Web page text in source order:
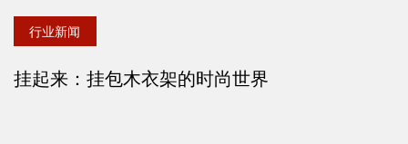
行业新闻
挂起来：挂包木衣架的时尚世界